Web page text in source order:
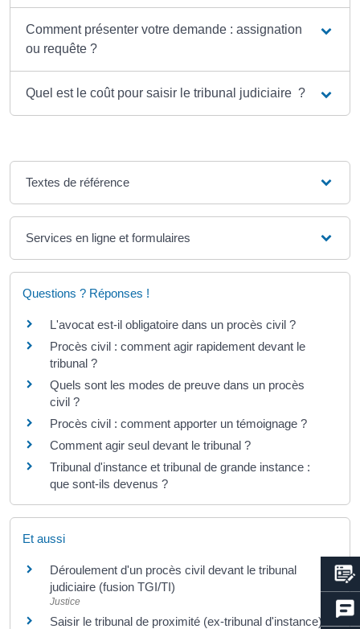
Comment présenter votre demande : assignation
ou requête ?
Quel est le coût pour saisir le tribunal judiciaire ?
Textes de référence
Services en ligne et formulaires
Questions ? Réponses !
L'avocat est-il obligatoire dans un procès civil ?
Procès civil : comment agir rapidement devant le
tribunal ?
Quels sont les modes de preuve dans un procès
civil ?
Procès civil : comment apporter un témoignage ?
Comment agir seul devant le tribunal ?
Tribunal d'instance et tribunal de grande instance :
que sont-ils devenus ?
Et aussi
Déroulement d'un procès civil devant le tribunal
judiciaire (fusion TGI/TI)
Justice
Saisir le tribunal de proximité (ex-tribunal d'instance)